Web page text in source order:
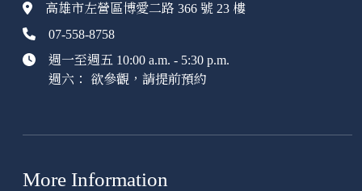
高雄市左營區博愛二路 366 號 23 樓
07-558-8758
週一至週五 10:00 a.m. - 5:30 p.m.
週六： 欲參觀，請提前預約
More Information